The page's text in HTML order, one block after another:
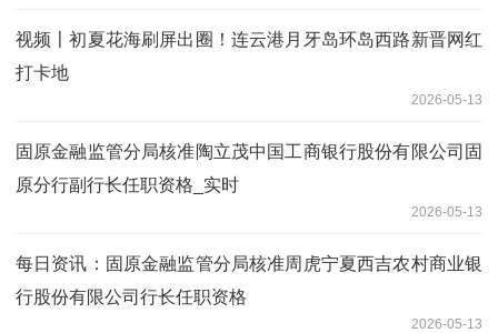
视频〡初夏花海刷屏出圈！连云港月牙岛环岛西路新晋网红
打卡地
2026-05-13
固原金融监管分局核准陶立茂中国工商银行股份有限公司固
原分行副行长任职资格_实时
2026-05-13
每日资讯：固原金融监管分局核准周虎宁夏西吉农村商业银
行股份有限公司行长任职资格
2026-05-13